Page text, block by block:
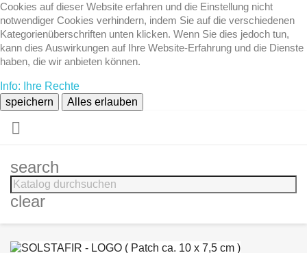
Cookies auf dieser Website erfahren und die Einstellung nicht
notwendiger Cookies verhindern, indem Sie auf die verschiedenen
Kategorienüberschriften unten klicken. Wenn Sie dies jedoch tun,
kann dies Auswirkungen auf Ihre Website-Erfahrung und die Dienste
haben, die wir anbieten können.
Info: Ihre Rechte
speichern
Alles erlauben

search
clear